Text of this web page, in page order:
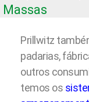
Massas
Prillwitz
padarias,
outros
temos os